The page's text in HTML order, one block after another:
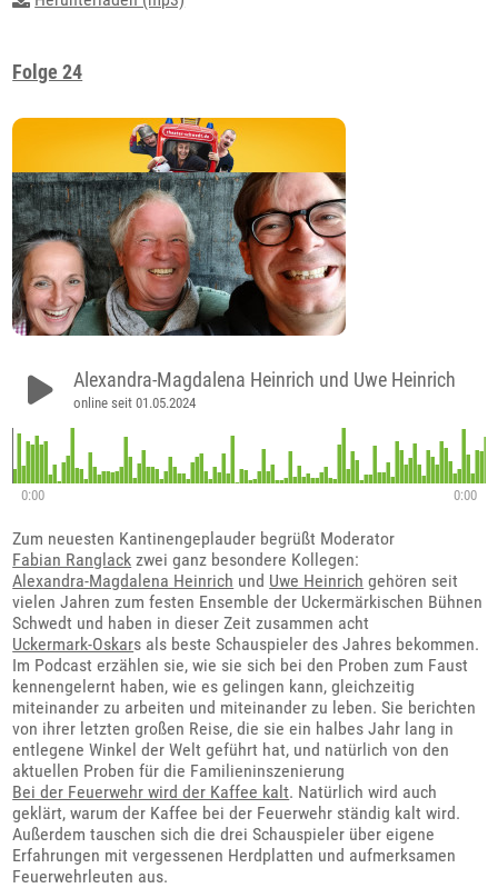
Folge 24
Alexandra-Magdalena Heinrich und Uwe Heinrich
online seit 01.05.2024
0:00
0:00
Zum neuesten Kantinengeplauder begrüßt Moderator
Fabian Ranglack zwei ganz besondere Kollegen:
Alexandra-Magdalena Heinrich und Uwe Heinrich gehören seit
vielen Jahren zum festen Ensemble der Uckermärkischen Bühnen
Schwedt und haben in dieser Zeit zusammen acht
Uckermark-Oskars als beste Schauspieler des Jahres bekommen.
Im Podcast erzählen sie, wie sie sich bei den Proben zum Faust
kennengelernt haben, wie es gelingen kann, gleichzeitig
miteinander zu arbeiten und miteinander zu leben. Sie berichten
von ihrer letzten großen Reise, die sie ein halbes Jahr lang in
entlegene Winkel der Welt geführt hat, und natürlich von den
aktuellen Proben für die Familieninszenierung
Bei der Feuerwehr wird der Kaffee kalt. Natürlich wird auch
geklärt, warum der Kaffee bei der Feuerwehr ständig kalt wird.
Außerdem tauschen sich die drei Schauspieler über eigene
Erfahrungen mit vergessenen Herdplatten und aufmerksamen
Feuerwehrleuten aus.